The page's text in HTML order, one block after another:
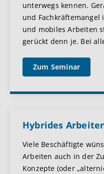
unterwegs kennen.
und Fachkräftemangel
und mobiles Arbeiten
gerückt denn je. Bei
Zum Seminar
Hybrides
Viele Beschäftigte
Arbeiten auch in der
Konzepte (oder